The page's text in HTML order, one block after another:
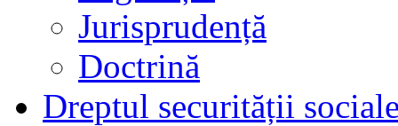
Jurisprudență
Doctrină
Dreptul securității